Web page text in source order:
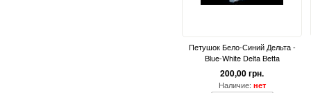
Петушок Бело-Синий Дельта -
Blue-White Delta Betta
200,00 грн.
Наличие: нет